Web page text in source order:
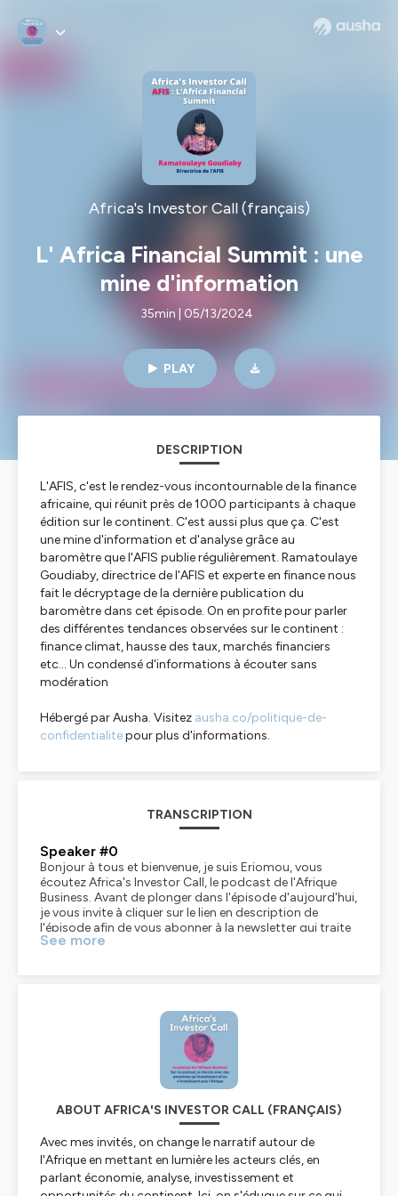
Africa's Investor Call (français)
L' Africa Financial Summit : une
mine d'information
35min | 05/13/2024
PLAY
DESCRIPTION
L'AFIS, c'est le rendez-vous incontournable de la finance
africaine, qui réunit près de 1000 participants à chaque
édition sur le continent. C'est aussi plus que ça. C'est
une mine d'information et d'analyse grâce au
baromètre que l'AFIS publie régulièrement. Ramatoulaye
Goudiaby, directrice de l'AFIS et experte en finance nous
fait le décryptage de la dernière publication du
baromètre dans cet épisode. On en profite pour parler
des différentes tendances observées sur le continent :
finance climat, hausse des taux, marchés financiers
etc... Un condensé d'informations à écouter sans
modération
Hébergé par Ausha. Visitez ausha.co/politique-de-
confidentialitepour plus d'informations.
TRANSCRIPTION
Speaker #0
Bonjour à tous et bienvenue, je suis Eriomou, vous
écoutez Africa's Investor Call, le podcast de l'Afrique
Business. Avant de plonger dans l'épisode d'aujourd'hui,
je vous invite à cliquer sur le lien en description de
l'épisode afin de vous abonner à la newsletter qui traite
des sujets concernant l'Afrique qui bouge, l'Afrique qui
d'aujourd'hui, nous recevons une femme qui va à mille à
l'heure. Il s'agit de Ramatoulae Goudiaby. Aujourd'hui,
elle est directrice d'Africa Financial Summit, la FIS. qui
fait partie du groupe Jeune Afrique. Avant cela,
Ramatoulaï a travaillé sur plusieurs sujets, dont les
marchés financiers. Elle et moi, on a beaucoup de
choses en commun, vous allez voir dans l'épisode. Mais
elle a également travaillé pour des compagnies
d'assurance. Elle a été à différents postes au sein des
banques du continent et des banques européennes. Et
depuis juillet 2022, en tant que directrice de l'Afis,
Ramatoulaï a une vision panoramique de ce qui se
See more
ABOUT AFRICA'S INVESTOR CALL (FRANÇAIS)
Avec mes invités, on change le narratif autour de
l'Afrique en mettant en lumière les acteurs clés, en
parlant économie, analyse, investissement et